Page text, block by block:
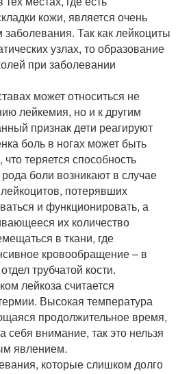
кожи, является очень
Так как лейкоциты
узлах, то образование
при заболевании
может относиться не
лейкемия, но и к другим
признак дети реагируют
боль в ногах может быть
теряется способность
боли возникают в случае
потерявших
и функционировать, а
их количество
в ткани, где
кровообращение – в
трубчатой кости.
лейкоза считается
Высокая температура
продолжительное время,
себя внимание, так это нельзя
явлением.
которые слишком долго